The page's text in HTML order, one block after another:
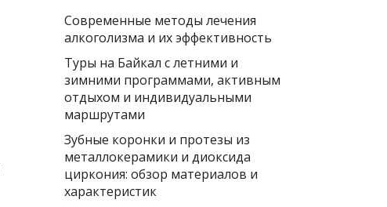
Современные методы лечения
алкоголизма и их эффективность
Туры на Байкал с летними и
зимними программами, активным
отдыхом и индивидуальными
маршрутами
Зубные коронки и протезы из
металлокерамики и диоксида
циркония: обзор материалов и
характеристик